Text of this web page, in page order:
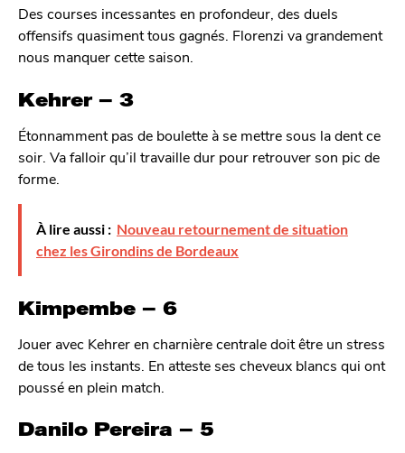
Des courses incessantes en profondeur, des duels
offensifs quasiment tous gagnés. Florenzi va grandement
nous manquer cette saison.
Kehrer – 3
Étonnamment pas de boulette à se mettre sous la dent ce
soir. Va falloir qu’il travaille dur pour retrouver son pic de
forme.
À lire aussi : Nouveau retournement de situation
chez les Girondins de Bordeaux
Kimpembe – 6
Jouer avec Kehrer en charnière centrale doit être un stress
de tous les instants. En atteste ses cheveux blancs qui ont
poussé en plein match.
Danilo Pereira – 5